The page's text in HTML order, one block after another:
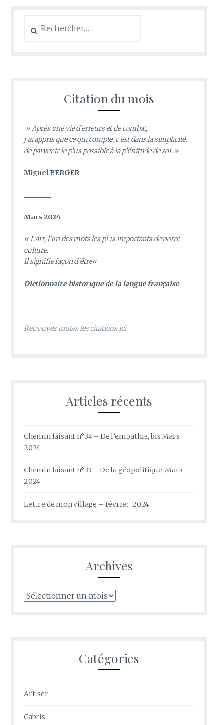
Citation du mois
» Après une vie d’erreurs et de combat,
j’ai appris que ce qui compte, c’est dans la simplicité,
de parvenir le plus possible à la plénitude de soi. »
Miguel BERGER
Mars 2024
«L’art, l’un des mots les plus importants de notre
culture.
Il signifie façon d’être«
Dictionnaire historique de la langue française
Retrouvez toutes les citations ici
Articles récents
Chemin faisant n°34 – De l’empathie, bis Mars
2024
Chemin faisant n°33 – De la géopolitique, Mars
2024
Lettre de mon village – Février 2024
Archives
Archives
Catégories
Artiser
Cabris